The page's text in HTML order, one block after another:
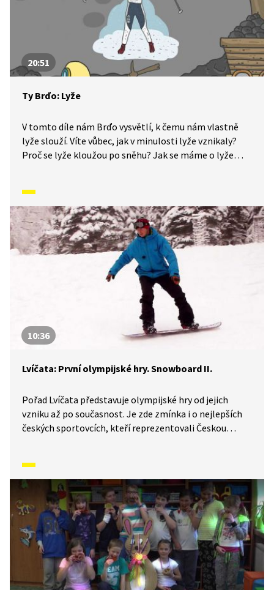
20:51
Ty Brďo: Lyže
V tomto díle nám Brďo vysvětlí, k čemu nám vlastně
lyže slouží. Víte vůbec, jak v minulosti lyže vznikaly?
Proč se lyže kloužou po sněhu? Jak se máme o lyže
i v Africe! Zajímá vás více informací o lyžařských
disciplínách? Jestli ano, tak si tenhle díl nenechte ujít!
10:36
Lvíčata: První olympijské hry. Snowboard II.
Pořad Lvíčata představuje olympijské hry od jejich
vzniku až po současnost. Je zde zmínka i o nejlepších
českých sportovcích, kteří reprezentovali Českou
pokračovat ve škole snowboardingu.